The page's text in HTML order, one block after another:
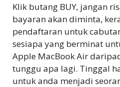
Klik butang BUY, jangan
bayaran akan diminta,
pendaftaran untuk
sesiapa yang berminat
Apple MacBook Air
tunggu apa lagi. Tinggal
untuk anda menjadi